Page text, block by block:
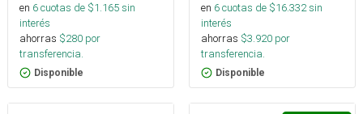
en 6cuotas de $1.165sin
interés
ahorras $280 por
transferencia.
Disponible
en 6cuotas de $16.332sin
interés
ahorras $3.920 por
transferencia.
Disponible